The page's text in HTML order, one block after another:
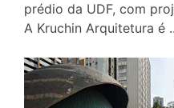
prédio da UDF, com
A Kruchin Arquitetura é